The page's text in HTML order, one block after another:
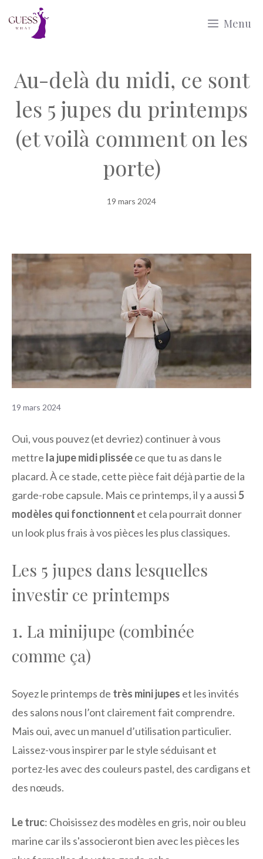
Menu
Au-delà du midi, ce sont
les 5 jupes du printemps
(et voilà comment on les
porte)
19 mars 2024
19 mars 2024
Oui, vous pouvez (et devriez) continuer à vous
mettre la jupe midi plisséece que tu as dans le
placard. À ce stade, cette pièce fait déjà partie de la
garde-robe capsule. Mais ce printemps, il y a aussi5
modèles qui fonctionnent et cela pourrait donner
un look plus frais à vos pièces les plus classiques.
Les 5 jupes dans lesquelles
investir ce printemps
1. La minijupe (combinée
comme ça)
Soyez le printemps de très mini jupes et les invités
des salons nous l’ont clairement fait comprendre.
Mais oui, avec un manuel d’utilisation particulier.
Laissez-vous inspirer par le style séduisant et
portez-les avec des couleurs pastel, des cardigans et
des nœuds.
Le truc: Choisissez des modèles en gris, noir ou bleu
marine car ils s'associeront bien avec les pièces les